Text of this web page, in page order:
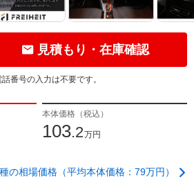
見積もり・在庫確認
番号の入力は不要です。
本体価格（税込）
103.2万円
の相場価格（平均本体価格：79万円）